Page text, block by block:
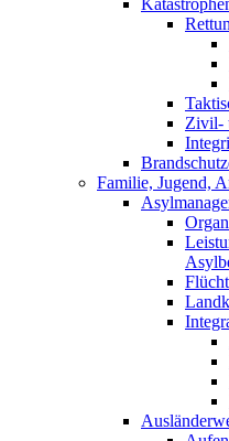
Zivil-
Familie, Jugend,